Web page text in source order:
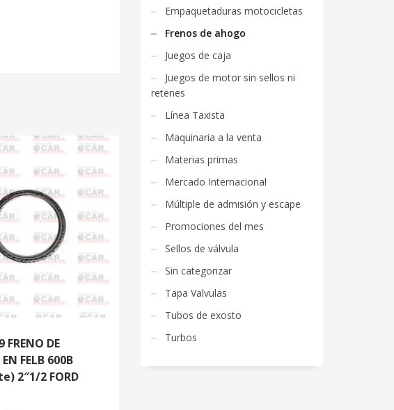
FRENO DE
FELB 600B
2″1/2 FORD
Empaquetaduras motocicletas
Frenos de ahogo
Juegos de caja
Juegos de motor sin sellos ni
retenes
Línea Taxista
Maquinaria a la venta
Materias primas
Mercado Internacional
Múltiple de admisión y escape
Promociones del mes
Sellos de válvula
Sin categorizar
Tapa Valvulas
Tubos de exosto
Turbos